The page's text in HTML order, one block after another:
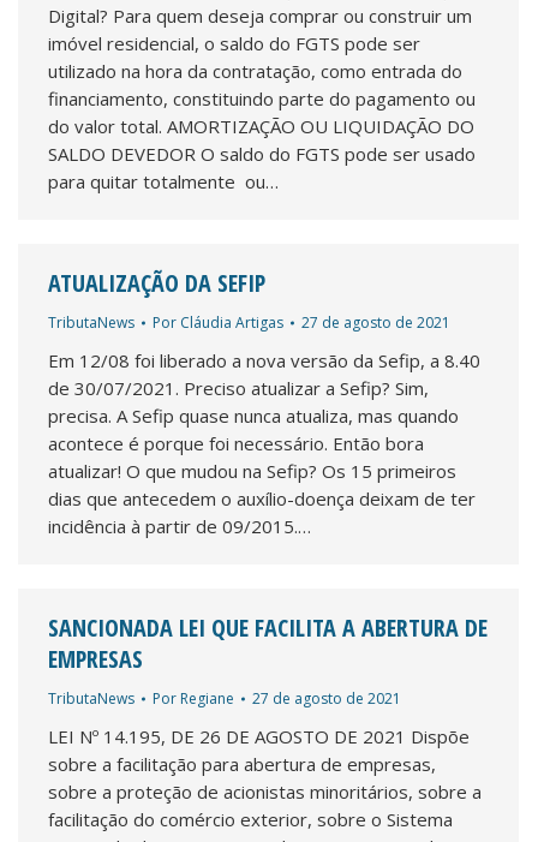
Digital? Para quem deseja comprar ou construir um
imóvel residencial, o saldo do FGTS pode ser
utilizado na hora da contratação, como entrada do
financiamento, constituindo parte do pagamento ou
do valor total. AMORTIZAÇÃO OU LIQUIDAÇÃO DO
SALDO DEVEDOR O saldo do FGTS pode ser usado
para quitar totalmente ou…
ATUALIZAÇÃO DA SEFIP
TributaNews Por Cláudia Artigas 27 de agosto de 2021
Em 12/08 foi liberado a nova versão da Sefip, a 8.40
de 30/07/2021. Preciso atualizar a Sefip? Sim,
precisa. A Sefip quase nunca atualiza, mas quando
acontece é porque foi necessário. Então bora
atualizar! O que mudou na Sefip? Os 15 primeiros
dias que antecedem o auxílio-doença deixam de ter
incidência à partir de 09/2015.…
SANCIONADA LEI QUE FACILITA A ABERTURA DE
EMPRESAS
TributaNews Por Regiane 27 de agosto de 2021
LEI Nº 14.195, DE 26 DE AGOSTO DE 2021 Dispõe
sobre a facilitação para abertura de empresas,
sobre a proteção de acionistas minoritários, sobre a
facilitação do comércio exterior, sobre o Sistema